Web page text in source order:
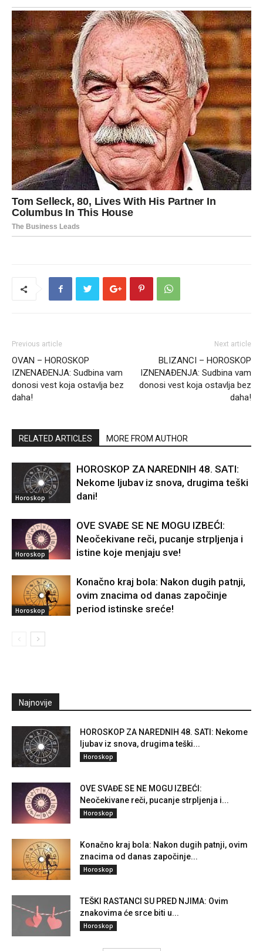
Previous article
OVAN – HOROSKOP
IZNENAĐENJA: Sudbina vam
donosi vest koja ostavlja bez
daha!
Next article
BLIZANCI – HOROSKOP
IZNENAĐENJA: Sudbina vam
donosi vest koja ostavlja bez
daha!
RELATED ARTICLES MORE FROM AUTHOR
Horoskop
HOROSKOP ZA NAREDNIH 48. SATI:
Nekome ljubav iz snova, drugima teški
dani!
Horoskop
OVE SVAĐE SE NE MOGU IZBEĆI:
Neočekivane reči, pucanje strpljenja i
istine koje menjaju sve!
Horoskop
Konačno kraj bola: Nakon dugih patnji,
ovim znacima od danas započinje
period istinske sreće!
Najnovije
HOROSKOP ZA NAREDNIH 48. SATI: Nekome
ljubav iz snova, drugima teški...
Horoskop
OVE SVAĐE SE NE MOGU IZBEĆI:
Neočekivane reči, pucanje strpljenja i...
Horoskop
Konačno kraj bola: Nakon dugih patnji, ovim
znacima od danas započinje...
Horoskop
TEŠKI RASTANCI SU PRED NJIMA: Ovim
znakovima će srce biti u...
Horoskop